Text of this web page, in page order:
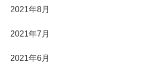
2021年8月
2021年7月
2021年6月